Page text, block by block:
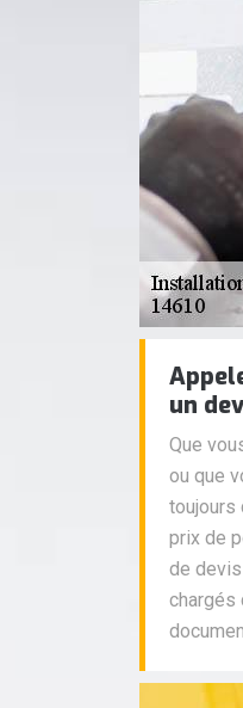
un
Que
ou que
toujours
prix de
de
chargés